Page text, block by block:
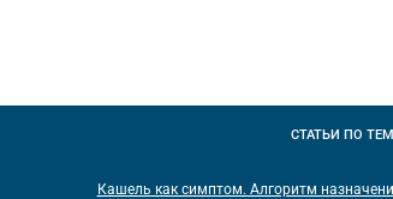
СТАТЬИПО
Кашель как симптом. Алгоритм